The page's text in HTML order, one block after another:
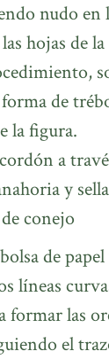
nudo en
hojas de
de
la figura.
a
y
conejo
de
líneas
formar las
el